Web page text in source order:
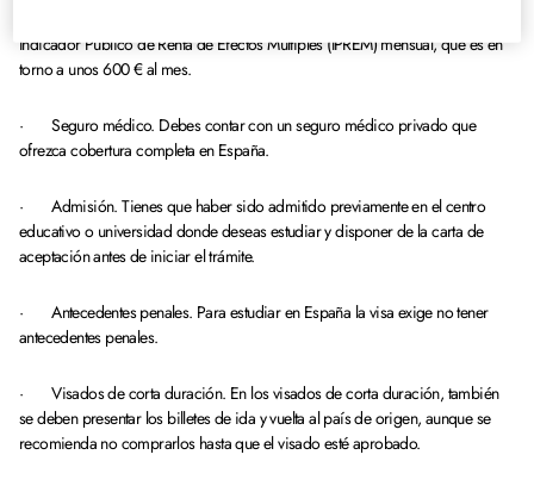
Indicador Público de Renta de Efectos Múltiples (IPREM) mensual, que es en
torno a unos 600 € al mes.
· Seguro médico. Debes contar con un seguro médico privado que
ofrezca cobertura completa en España.
· Admisión. Tienes que haber sido admitido previamente en el centro
educativo o universidad donde deseas estudiar y disponer de la carta de
aceptación antes de iniciar el trámite.
· Antecedentes penales. Para estudiar en España la visa exige no tener
antecedentes penales.
· Visados de corta duración. En los visados de corta duración, también
se deben presentar los billetes de ida y vuelta al país de origen, aunque se
recomienda no comprarlos hasta que el visado esté aprobado.